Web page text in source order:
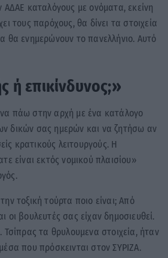
ΑΔΑΕ καταλόγους με ονόματα, εκείνη
τους παρόχους, θα δίνει τα στοιχεία
θα ενημερώνουν το πανελλήνιο. Αυτό
ή επικίνδυνος;»
πάω στην αρχή με ένα κατάλογο
δικών σας ημερών και να ζητήσω αν
κρατικούς λειτουργούς. Η
είναι εκτός νομικού πλαισίου»
τοξική τούρτα ποιο είναι; Από
οι βουλευτές σας είχαν δημοσιευθεί.
τα θρυλουμενα στοιχεία, ήταν
που πρόσκεινται στον ΣΥΡΙΖΑ.